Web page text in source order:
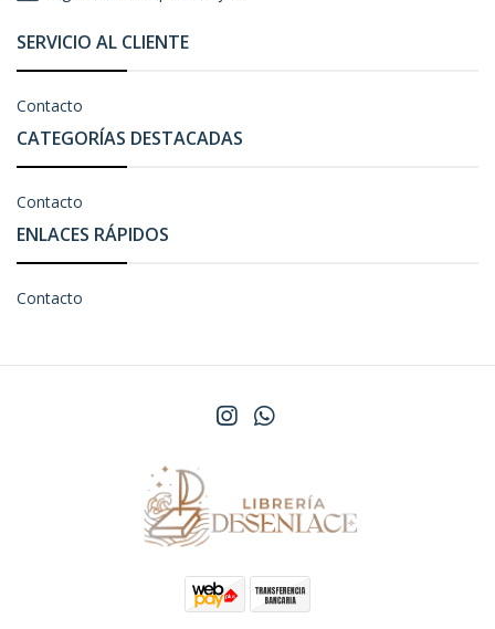
SERVICIO AL CLIENTE
Contacto
CATEGORÍAS DESTACADAS
Contacto
ENLACES RÁPIDOS
Contacto